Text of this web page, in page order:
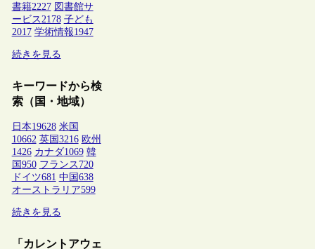
書籍2227 図書館サ
ービス 2178 子ども
2017 学術情報1947
続きを見る
キーワードから検
索（国・地域）
日本19628 米国
10662 英国 3216 欧州
1426 カナダ1069 韓
国 950 フランス 720
ドイツ681 中国 638
オーストラリア599
続きを見る
「カレントアウェ